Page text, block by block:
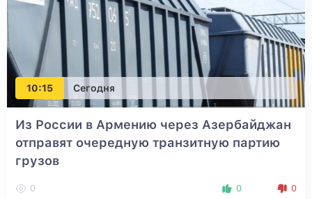
10:15 Сегодня
Из России в Армению через Азербайджан
отправят очередную транзитную партию
грузов
0 0 0